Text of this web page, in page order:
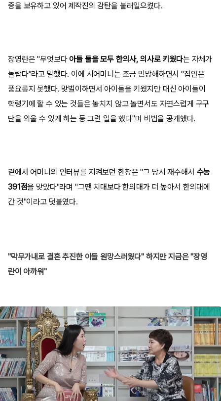
증을 보유하고 있어 제작진의 감탄을 불러일으켰다.
장영란은 "무엇보다아들 둘을 모두 한의사, 의사로 키웠다는 자체가
놀랍다"라고 말했다. 이에 시어머니는 조금 민망해하면서 "집안은
풍요롭지 못했다. 맞벌이하면서 아이들을 키웠지만 대신 아이들이
학령기에 할 수 있는 것들은 놓치지 않고 놀면서도 자연스럽게 구구
단을 외울 수 있게 하는 등 그런 일을 했다"며 비법을 공개했다.
곁에서 어머니의 인터뷰를 지켜보던 한창은 "그 당시 재수해서 수능
391점을 맞았다"라며 "그땐 치대보다 한의대가 더 높아서 한의대에
간 것"이라고 덧붙였다.
"막무가내로 결혼 추진한 아들 원망스러웠다" 하지만 지금은 "장영
란이 아까워"